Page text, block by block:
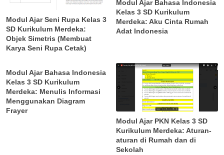
Modul Ajar Seni Rupa Kelas 3
SD Kurikulum Merdeka:
Objek Simetris (Membuat
Karya Seni Rupa Cetak)
Modul Ajar Bahasa Indonesia
Kelas 3 SD Kurikulum
Merdeka: Aku Cinta Rumah
Adat Indonesia
Modul Ajar Bahasa Indonesia
Kelas 3 SD Kurikulum
Merdeka: Menulis Informasi
Menggunakan Diagram
Frayer
Modul Ajar PKN Kelas 3 SD
Kurikulum Merdeka: Aturan-
aturan di Rumah dan di
Sekolah